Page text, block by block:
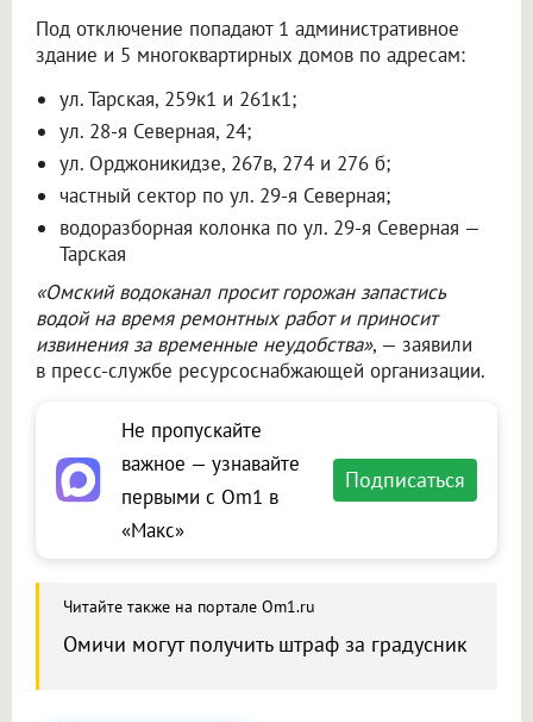
Под отключение попадают 1 административное
здание и 5 многоквартирных домов по адресам:
ул. Тарская, 259к1 и 261к1;
ул. 28-я Северная, 24;
ул. Орджоникидзе, 267в, 274 и 276 б;
частный сектор по ул. 29-я Северная;
водоразборная колонка по ул. 29-я Северная —
Тарская
«Омский водоканал просит горожан запастись
водой на время ремонтных работ и приносит
извинения за временные неудобства», — заявили
в пресс-службе ресурсоснабжающей организации.
Не пропускайте
важное — узнавайте
первыми с Om1 в
«Макс»
Подписаться
Читайте также на портале Om1.ru
Омичи могут получить штраф за градусник